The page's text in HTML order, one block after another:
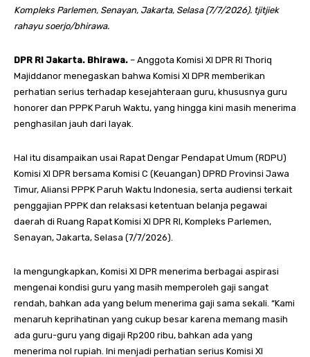
Kompleks Parlemen, Senayan, Jakarta, Selasa (7/7/2026). tjitjiek
rahayu soerjo/bhirawa.
DPR RI Jakarta. Bhirawa. – Anggota Komisi XI DPR RI Thoriq
Majiddanor menegaskan bahwa Komisi XI DPR memberikan
perhatian serius terhadap kesejahteraan guru, khususnya guru
honorer dan PPPK Paruh Waktu, yang hingga kini masih menerima
penghasilan jauh dari layak.
Hal itu disampaikan usai Rapat Dengar Pendapat Umum (RDPU)
Komisi XI DPR bersama Komisi C (Keuangan) DPRD Provinsi Jawa
Timur, Aliansi PPPK Paruh Waktu Indonesia, serta audiensi terkait
penggajian PPPK dan relaksasi ketentuan belanja pegawai
daerah di Ruang Rapat Komisi XI DPR RI, Kompleks Parlemen,
Senayan, Jakarta, Selasa (7/7/2026).
Ia mengungkapkan, Komisi XI DPR menerima berbagai aspirasi
mengenai kondisi guru yang masih memperoleh gaji sangat
rendah, bahkan ada yang belum menerima gaji sama sekali. “Kami
menaruh keprihatinan yang cukup besar karena memang masih
ada guru-guru yang digaji Rp200 ribu, bahkan ada yang
menerima nol rupiah. Ini menjadi perhatian serius Komisi XI